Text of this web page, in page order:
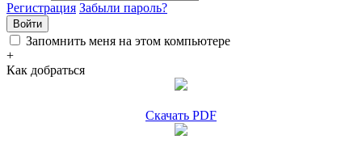
Регистрация Забыли пароль?
Войти
Запомнить меня на этом компьютере
+
Как добраться
Скачать PDF